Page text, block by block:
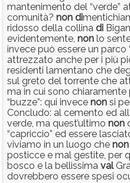
mantenimento del “verde”
comunità? non di
ridosso della collina di
evidentemente, non lo
invece può essere un parco
attrezzato anche per i più
residenti lamentano che
sul greto del torrente che
ma in cui sono chiaramente
“buzze”: qui invece non si
Concludo: al cemento ed
verde, ma quest’ultimo non
“capriccio” ed essere
viviamo in un luogo che non
posticce e mal gestite, per
bosco e la bellissima val
dovrebbero essere spesi